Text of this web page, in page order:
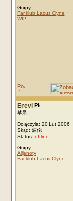
Grupy:
Fanklub Lacus Clyne
WIP
Enevi
苹果
Dołączyła: 20 Lut 2006
Skąd: 波伦
Status: offline
Grupy:
Alijenoty
Fanklub Lacus Clyne